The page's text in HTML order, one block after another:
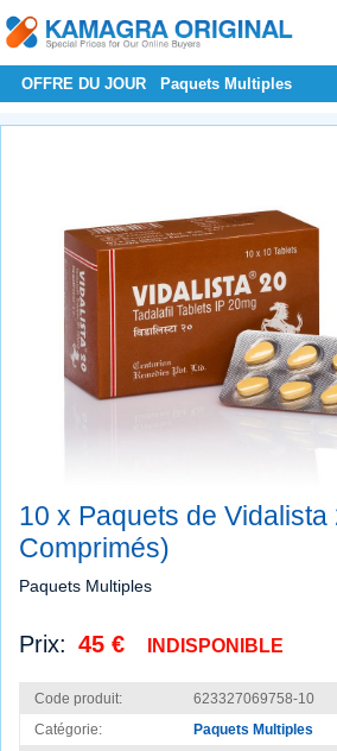
OFFRE DU JOUR Paquets Multiples
10 x Paquets de Vidalista
Comprimés)
Paquets Multiples
Prix: 45 € INDISPONIBLE
Code produit:
623327069758-10
Catégorie:
Paquets Multiples